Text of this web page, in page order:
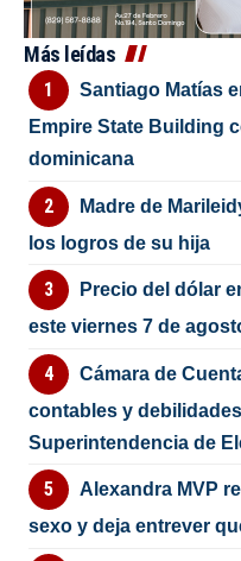
Más leídas
Santiago Matías
Empire State Building
dominicana
Madre de
los logros de su hija
Precio del dólar
este viernes 7 de
Cámara de
contables y
Superintendencia de
Alexandra MVP
sexo y deja entrever